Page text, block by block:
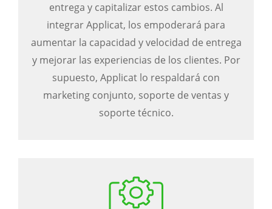
entrega y capitalizar estos cambios. Al
integrar Applicat, los empoderará para
aumentar la capacidad y velocidad de entrega
y mejorar las experiencias de los clientes. Por
supuesto, Applicat lo respaldará con
marketing conjunto, soporte de ventas y
soporte técnico.